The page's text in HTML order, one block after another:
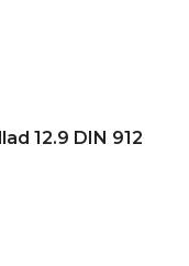
12.9 DIN 912